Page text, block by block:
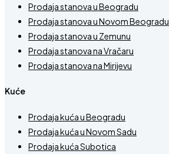
Prodaja stanova u Beogradu
Prodaja stanova u Novom Beogradu
Prodaja stanova u Zemunu
Prodaja stanova na Vračaru
Prodaja stanova na Mirijevu
Kuće
Prodaja kuća u Beogradu
Prodaja kuća u Novom Sadu
Prodaja kuća Subotica